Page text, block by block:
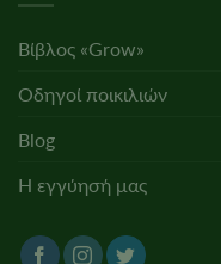
Βίβλος «Grow»
Οδηγοί ποικιλιών
Blog
Η εγγύησή μας